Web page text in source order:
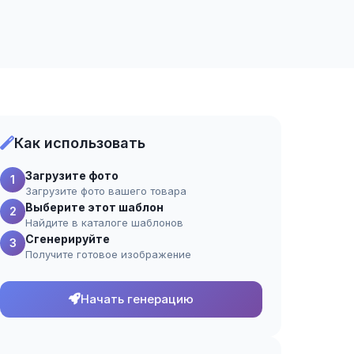
Как использовать
1 Загрузите фото
Загрузите фото вашего товара
2 Выберите этот шаблон
Найдите в каталоге шаблонов
3 Сгенерируйте
Получите готовое изображение
Начать генерацию